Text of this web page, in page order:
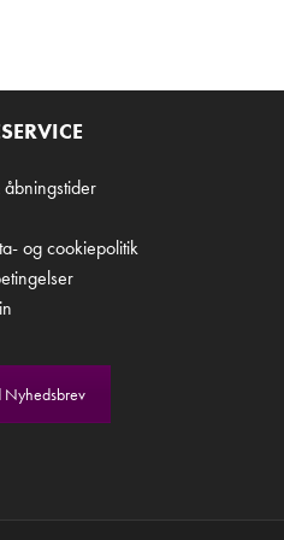
åbningstider
og cookiepolitik
Nyhedsbrev